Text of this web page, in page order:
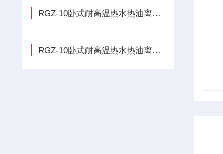
RGZ-10卧式耐高温热水热油离心泵的这些相关知识您了解吗？
RGZ-10卧式耐高温热水热油离心泵的使用要注意